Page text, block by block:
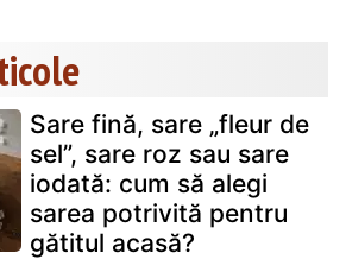
Sare fină, sare „fleur de
sel”, sare roz sau sare
iodată: cum să alegi
sarea potrivită pentru
gătitul acasă?